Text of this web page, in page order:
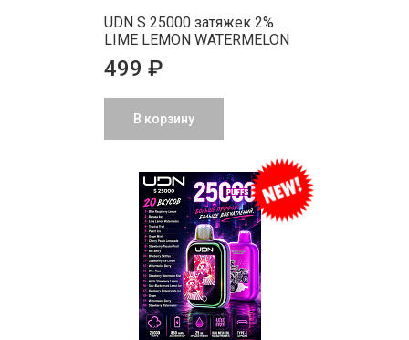
UDN S 25000 затяжек 2%
LIME LEMON WATERMELON
499 ₽
В корзину